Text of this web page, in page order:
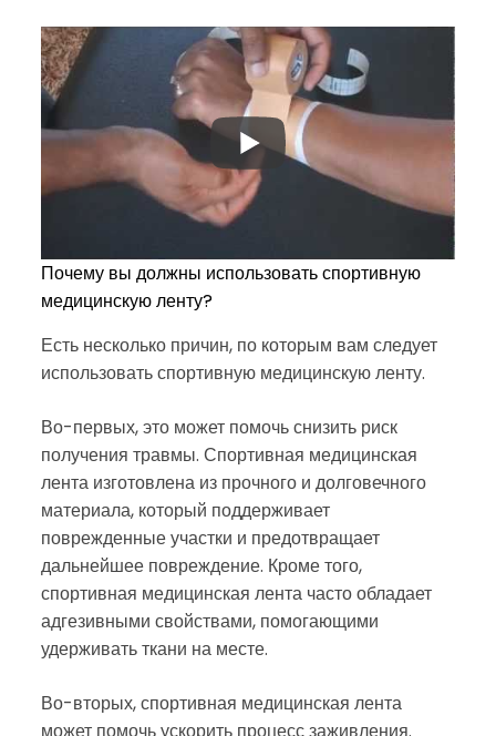
Почему вы должны использовать спортивную
медицинскую ленту?
Есть несколько причин, по которым вам следует
использовать спортивную медицинскую ленту.
Во-первых, это может помочь снизить риск
получения травмы. Спортивная медицинская
лента изготовлена из прочного и долговечного
материала, который поддерживает
поврежденные участки и предотвращает
дальнейшее повреждение. Кроме того,
спортивная медицинская лента часто обладает
адгезивными свойствами, помогающими
удерживать ткани на месте.
Во-вторых, спортивная медицинская лента